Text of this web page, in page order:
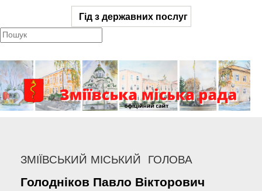
Гід з державних послуг
ЗМІЇВСЬКИЙ МІСЬКИЙ ГОЛОВА
Голодніков Павло Вікторович